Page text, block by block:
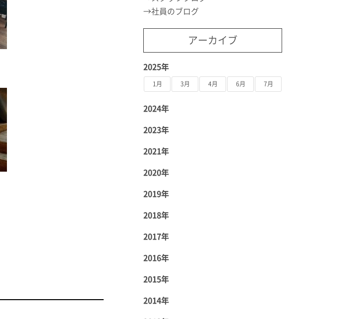
社員のブログ
アーカイブ
2025年
1月 3月 4月 6月 7月
2024年
2023年
2021年
2020年
2019年
2018年
2017年
2016年
2015年
2014年